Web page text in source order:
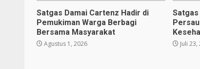
Satgas Damai Cartenz Hadir di
Pemukiman Warga Berbagi
Bersama Masyarakat
Agustus 1, 2026 Juli